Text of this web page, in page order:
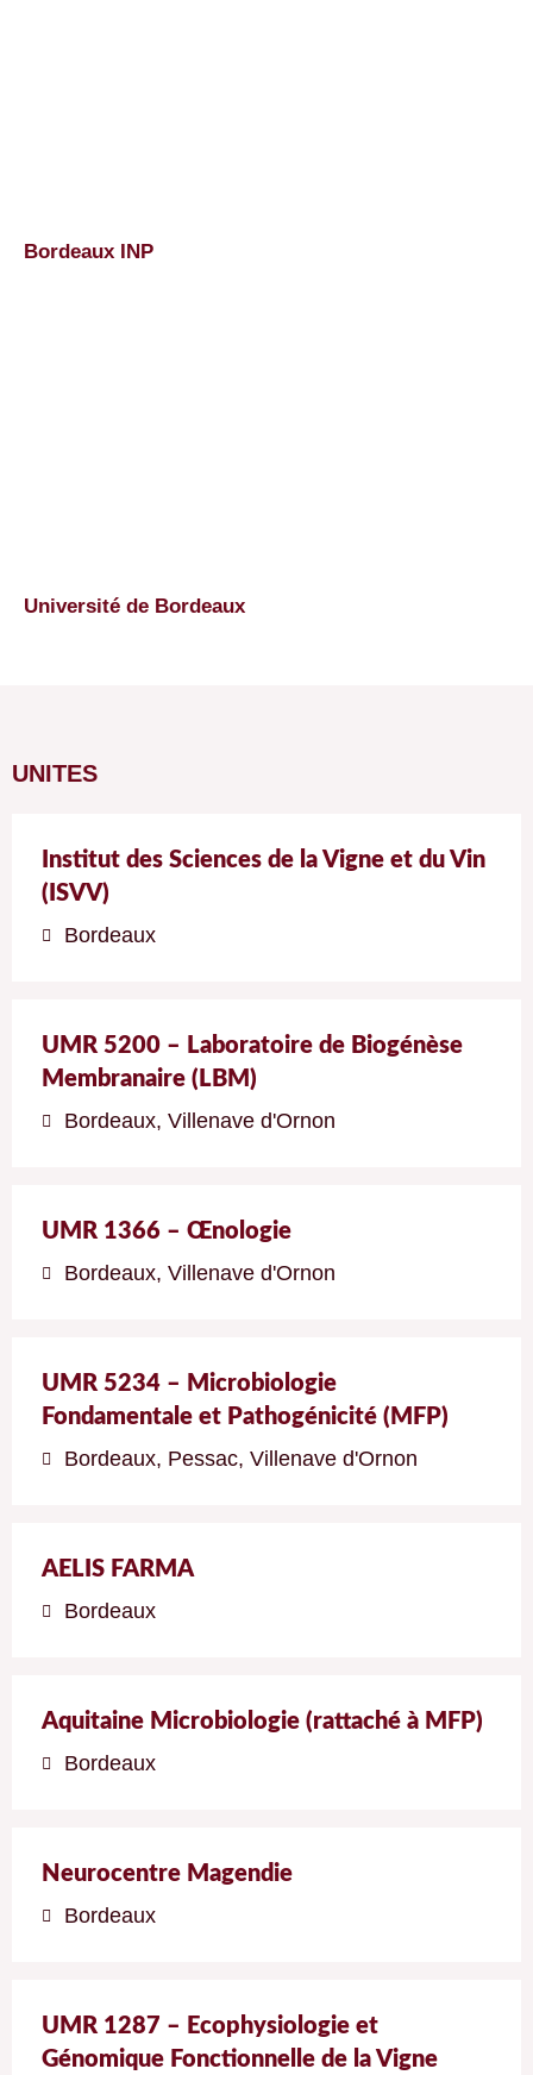
Bordeaux INP
Université de Bordeaux
UNITES
Institut des Sciences de la Vigne et du Vin
(ISVV)
Bordeaux
UMR 5200 – Laboratoire de Biogénèse
Membranaire (LBM)
Bordeaux, Villenave d'Ornon
UMR 1366 – Œnologie
Bordeaux, Villenave d'Ornon
UMR 5234 – Microbiologie
Fondamentale et Pathogénicité (MFP)
Bordeaux, Pessac, Villenave d'Ornon
AELIS FARMA
Bordeaux
Aquitaine Microbiologie (rattaché à MFP)
Bordeaux
Neurocentre Magendie
Bordeaux
UMR 1287 – Ecophysiologie et
Génomique Fonctionnelle de la Vigne